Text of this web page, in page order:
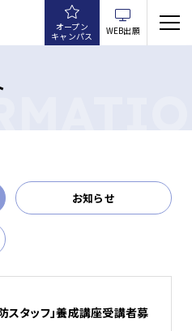
オープン
キャンパス
WEB出願
お知らせ
スタッフ」養成講座受講者募